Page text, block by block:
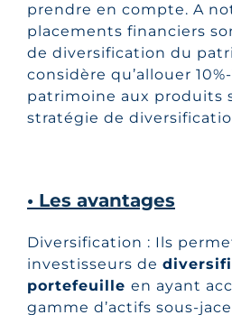
prendre en compte. A
placements financiers
de diversification du
considère qu’allouer
patrimoine aux produits
stratégie de
• Les avantages
Diversification : Ils
investisseurs de
portefeuille en ayant
gamme d’actifs sous-